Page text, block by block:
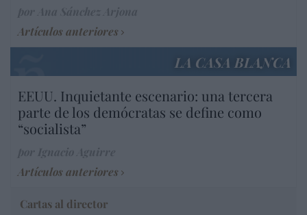
Artículos anteriores
LA CASA BLANCA
EEUU. Inquietante escenario: una tercera
parte de los demócratas se define como
“socialista”
Artículos anteriores
Cartas al director